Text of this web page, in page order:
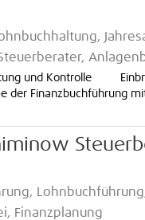
und Kontrolle
der Finanzbuchführung
Finanzplanung